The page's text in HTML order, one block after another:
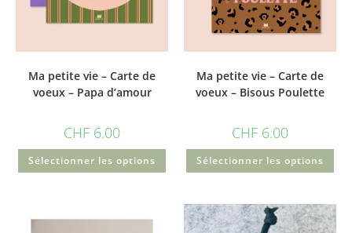
Ma petite vie – Carte de
voeux – Papa d’amour
CHF 6.00
Sélectionner les options
Ma petite vie – Carte de
voeux – Bisous Poulette
CHF 6.00
Sélectionner les options